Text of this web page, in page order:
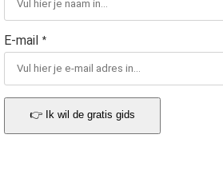
E-mail *
👉 Ik wil de gratis gids